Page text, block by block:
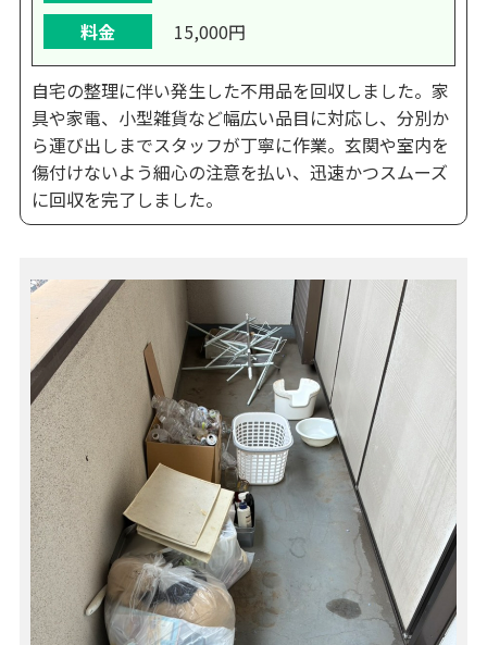
料金
15,000円
自宅の整理に伴い発生した不用品を回収しました。家
具や家電、小型雑貨など幅広い品目に対応し、分別か
ら運び出しまでスタッフが丁寧に作業。玄関や室内を
傷付けないよう細心の注意を払い、迅速かつスムーズ
に回収を完了しました。